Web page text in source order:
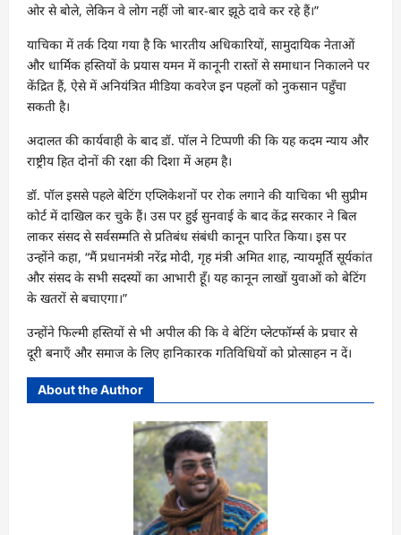
ओर से बोले, लेकिन वे लोग नहीं जो बार-बार झूठे दावे कर रहे हैं।”
याचिका में तर्क दिया गया है कि भारतीय अधिकारियों, सामुदायिक नेताओं
और धार्मिक हस्तियों के प्रयास यमन में कानूनी रास्तों से समाधान निकालने पर
केंद्रित हैं, ऐसे में अनियंत्रित मीडिया कवरेज इन पहलों को नुकसान पहुँचा
सकती है।
अदालत की कार्यवाही के बाद डॉ. पॉल ने टिप्पणी की कि यह कदम न्याय और
राष्ट्रीय हित दोनों की रक्षा की दिशा में अहम है।
डॉ. पॉल इससे पहले बेटिंग एप्लिकेशनों पर रोक लगाने की याचिका भी सुप्रीम
कोर्ट में दाखिल कर चुके हैं। उस पर हुई सुनवाई के बाद केंद्र सरकार ने बिल
लाकर संसद से सर्वसम्मति से प्रतिबंध संबंधी कानून पारित किया। इस पर
उन्होंने कहा, “मैं प्रधानमंत्री नरेंद्र मोदी, गृह मंत्री अमित शाह, न्यायमूर्ति सूर्यकांत
और संसद के सभी सदस्यों का आभारी हूँ। यह कानून लाखों युवाओं को बेटिंग
के खतरों से बचाएगा।”
उन्होंने फिल्मी हस्तियों से भी अपील की कि वे बेटिंग प्लेटफॉर्म्स के प्रचार से
दूरी बनाएँ और समाज के लिए हानिकारक गतिविधियों को प्रोत्साहन न दें।
About the Author